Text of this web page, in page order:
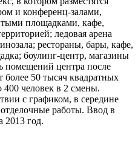
и конференц-залами,
площадками, кафе,
ледовая арена
рестораны, бары, кафе,
боулинг-центр, магазины
центра после
более 50 тысяч квадратных
400 человек в 2 смены.
с графиком, в середине
работы. Ввод в
2013 год.